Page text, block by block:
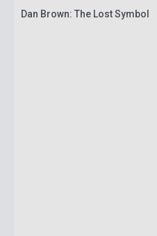
Dan Brown: The Lost Symbol